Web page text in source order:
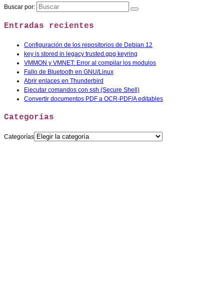
Buscar por:
Entradas recientes
Configuración de los repositorios de Debian 12
key is stored in legacy trusted.gpg keyring
VMMON y VMNET: Error al compilar los modulos
Fallo de Bluetooth en GNU/Linux
Abrir enlaces en Thunderbird
Ejecutar comandos con ssh (Secure Shell)
Convertir documentos PDF a OCR-PDF/A editables
Categorías
Categorías